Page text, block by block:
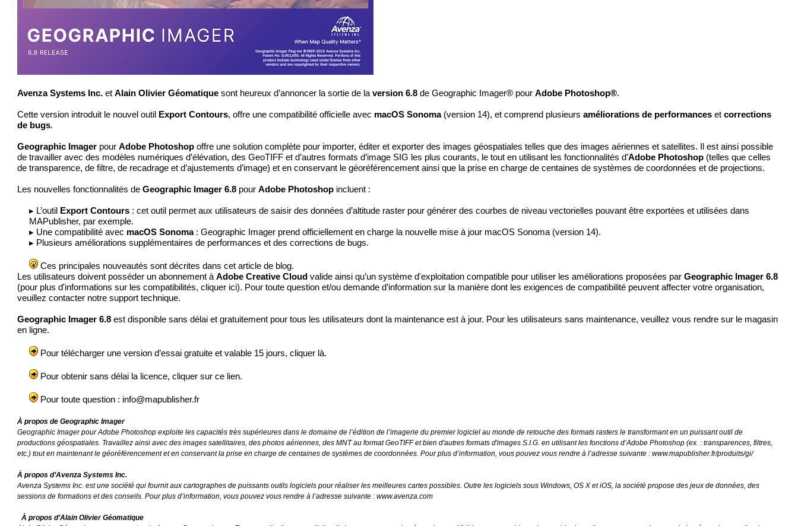
Avenza Systems Inc. etAlain Olivier Géomatique sont heureux d’annoncer la sortie de laversion 6.8 deGeographic Imager® pourAdobe Photoshop®.
Cette version introduit le nouvel outil Export Contours, offre une compatibilité officielle avec macOS Sonoma(version 14), et comprend plusieursaméliorations de performances etcorrections
de bugs.
Geographic Imager pourAdobe Photoshop offre une solution complète pour importer, éditer et exporter des images géospatiales telles que des images aériennes et satellites. Il est ainsi possible
de travailler avec des modèles numériques d’élévation, des GeoTIFF et d’autres formats d’image SIG les plus courants, le tout en utilisant les fonctionnalités d’Adobe Photoshop (telles que celles
de transparence, de filtre, de recadrage et d’ajustements d’image) et en conservant le géoréférencement ainsi que la prise en charge de centaines de systèmes de coordonnées et de projections.
Les nouvelles fonctionnalités deGeographic Imager 6.8 pourAdobe Photoshop incluent :
▸ L’outil Export Contours : cet outil permet aux utilisateurs de saisir des données d’altitude raster pour générer des courbes de niveau vectorielles pouvant être exportées et utilisées dans
MAPublisher, par exemple.
▸ Une compatibilité avec macOS Sonoma: Geographic Imager prend officiellement en charge la nouvelle mise à jour macOS Sonoma (version 14).
▸ Plusieurs améliorations supplémentaires de performances et des corrections de bugs.
Ces principales nouveautés sont décrites danscet article de blog.
Les utilisateurs doivent posséder un abonnement àAdobe Creative Cloud valide ainsi qu’un système d'exploitation compatible pour utiliser les améliorations proposées parGeographic Imager 6.8
(pour plus d'informations sur les compatibilités, cliquer ici). Pour toute question et/ou demande d’information sur la manière dont les exigences de compatibilité peuvent affecter votre organisation,
veuillez contacter notre support technique.
Geographic Imager 6.8 est disponible sans délai et gratuitement pour tous les utilisateurs dont la maintenance est à jour. Pour les utilisateurs sans maintenance, veuillez vous rendresur le magasin
en ligne.
Pour télécharger une version d’essai gratuite et valable 15 jours, cliquer là.
Pour obtenir sans délai la licence, cliquersur ce lien.
Pour toute question : info@mapublisher.fr
À propos de Geographic Imager
Geographic Imager pour Adobe Photoshop exploite les capacités très supérieures dans le domaine de l’édition de l’imagerie du premier logiciel au monde de retouche des formats rasters le transformant en un puissant outil de
productions géospatiales. Travaillez ainsi avec des images satellitaires, des photos aériennes, des MNT au format GeoTIFF et bien d'autres formats d'images S.I.G. en utilisant les fonctions d’Adobe Photoshop (ex. : transparences, filtres,
etc.) tout en maintenant le géoréférencement et en conservant la prise en charge de centaines de systèmes de coordonnées. Pour plus d’information, vous pouvez vous rendre à l’adresse suivante :www.mapublisher.fr/produits/gi/
À propos d’Avenza Systems Inc.
Avenza Systems Inc. est une société qui fournit aux cartographes de puissants outils logiciels pour réaliser les meilleures cartes possibles. Outre les logiciels sous Windows, OS X et iOS, la société propose des jeux de données, des
sessions de formations et des conseils. Pour plus d’information, vous pouvez vous rendre à l’adresse suivante :www.avenza.com
À propos d’Alain Olivier Géomatique